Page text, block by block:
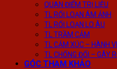
QUAN ĐIỂM TRỊ LIỆU
TL RỐI LOẠN ÁM ẢNH
TL RỐI LOẠN LO ÂU
TL TRẦM CẢM
TL CẢM XÚC – HÀNH VI
TL CHỐNG ĐỐI – GÂY
GÓC THAM KHẢO